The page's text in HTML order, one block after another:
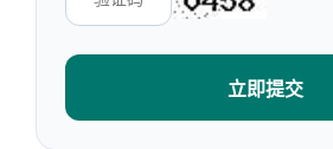
立即提交